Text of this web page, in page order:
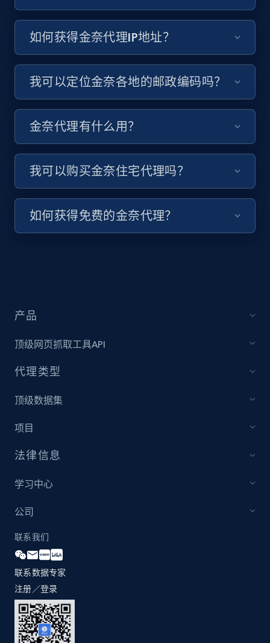
如何获得金奈代理IP地址？
我可以定位金奈各地的邮政编码吗？
金奈代理有什么用？
我可以购买金奈住宅代理吗？
如何获得免费的金奈代理？
产品
顶级网页抓取工具API
代理类型
顶级数据集
项目
法律信息
学习中心
公司
联系我们
联系数据专家
注册／登录